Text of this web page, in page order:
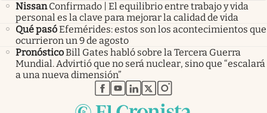
Nissan Confirmado | El equilibrio entre trabajo y vida
personal es la clave para mejorar la calidad de vida
Qué pasóEfemérides: estos son los acontecimientos que
ocurrieron un 9 de agosto
PronósticoBill Gates habló sobre la Tercera Guerra
Mundial. Advirtió que no será nuclear, sino que “escalará
a una nueva dimensión”
abre en nueva pestaña
abre en nueva pestaña
abre en nueva pestaña
abre en nueva pestaña
abre en nueva pestaña